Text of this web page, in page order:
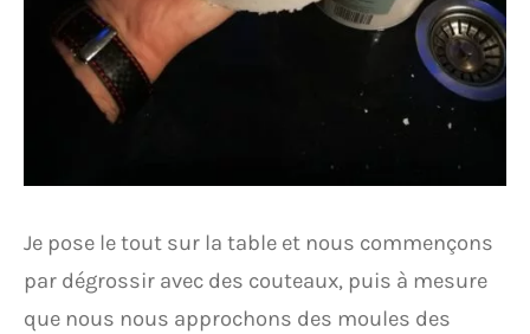
Je pose le tout sur la table et nous commençons
par dégrossir avec des couteaux, puis à mesure
que nous nous approchons des moules des